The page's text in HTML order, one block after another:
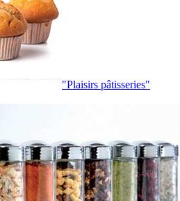
"Plaisirs pâtisseries"